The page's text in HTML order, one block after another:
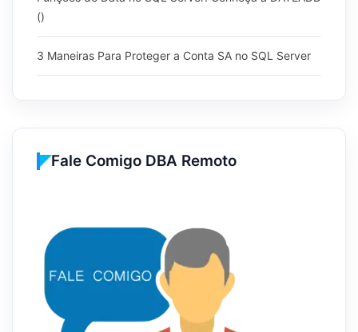
()
3 Maneiras Para Proteger a Conta SA no SQL Server
Fale Comigo DBA Remoto